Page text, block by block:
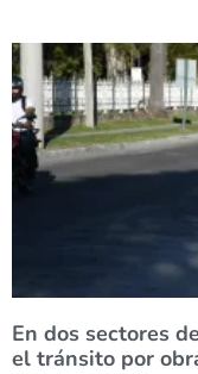
En dos sectores
el tránsito por